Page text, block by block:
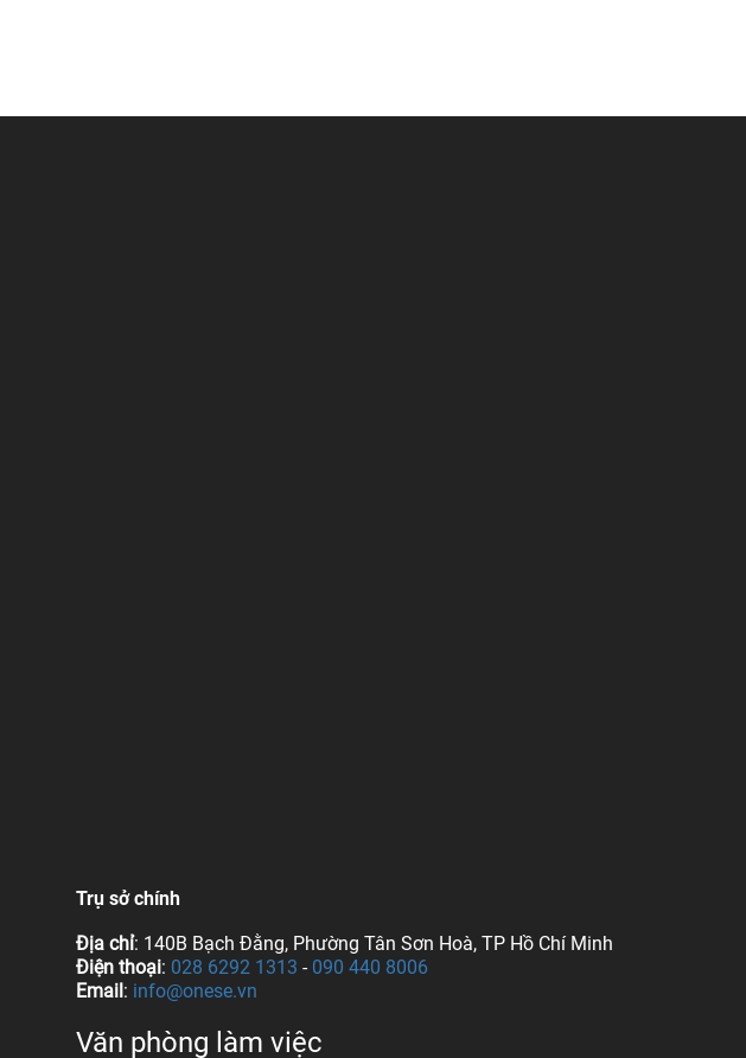
Trụ sở chính
Địa chỉ: 140B Bạch Đằng, Phường Tân Sơn Hoà, TP Hồ Chí Minh
Điện thoại: 028 6292 1313 - 090 440 8006
Email: info@onese.vn
Văn phòng làm việc